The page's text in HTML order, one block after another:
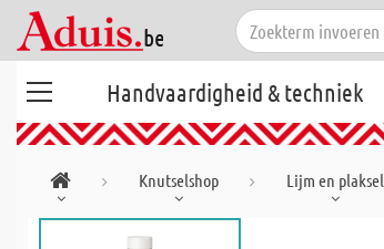
Handvaardigheid & techniek
Knutselshop Lijm en plaksel